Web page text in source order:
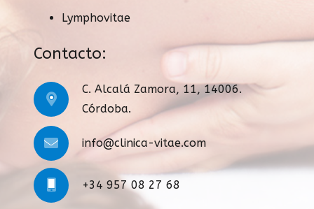
Lymphovitae
Contacto:
C. Alcalá Zamora, 11, 14006.
Córdoba.
info@clinica-vitae.com
+34 957 08 27 68